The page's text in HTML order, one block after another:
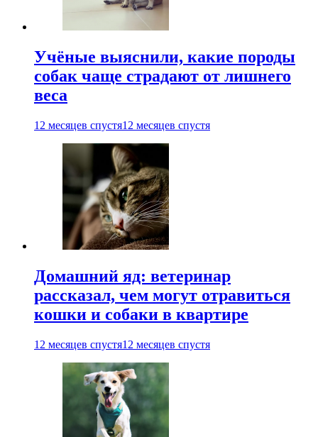
Учёные выяснили, какие породы
собак чаще страдают от лишнего
веса
12 месяцев спустя12 месяцев спустя
Домашний яд: ветеринар
рассказал, чем могут отравиться
кошки и собаки в квартире
12 месяцев спустя12 месяцев спустя